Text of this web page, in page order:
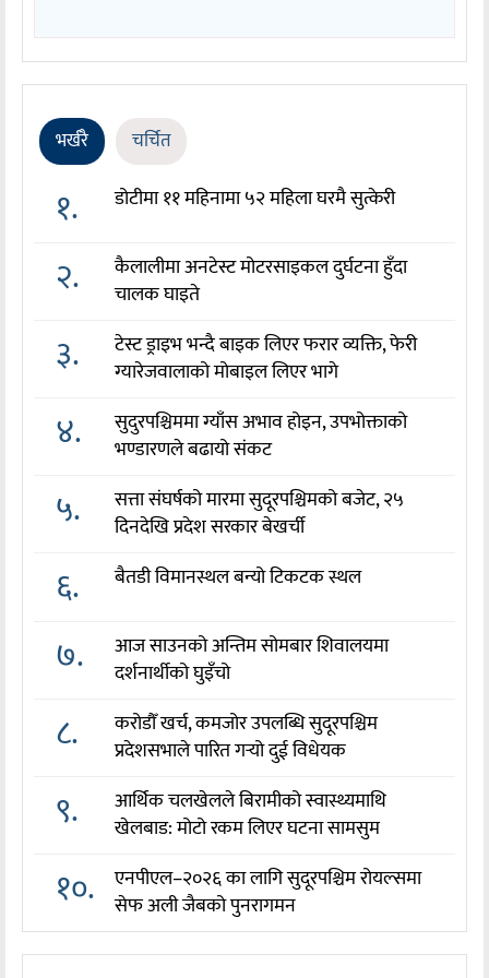
भर्खरै चर्चित
१. डोटीमा ११ महिनामा ५२ महिला घरमै सुत्केरी
२.
कैलालीमा अनटेस्ट मोटरसाइकल दुर्घटना हुँदा
चालक घाइते
३.
टेस्ट ड्राइभ भन्दै बाइक लिएर फरार व्यक्ति, फेरी
ग्यारेजवालाको मोबाइल लिएर भागे
४.
सुदुरपश्चिममा ग्याँस अभाव होइन, उपभोक्ताको
भण्डारणले बढायो संकट
५.
सत्ता संघर्षको मारमा सुदूरपश्चिमको बजेट, २५
दिनदेखि प्रदेश सरकार बेखर्ची
६. बैतडी विमानस्थल बन्यो टिकटक स्थल
७.
आज साउनको अन्तिम सोमबार शिवालयमा
दर्शनार्थीको घुइँचो
८.
करोडौँ खर्च, कमजोर उपलब्धि सुदूरपश्चिम
प्रदेशसभाले पारित गर्‍यो दुई विधेयक
९.
आर्थिक चलखेलले बिरामीको स्वास्थ्यमाथि
खेलबाड: मोटो रकम लिएर घटना सामसुम
१०.
एनपीएल–२०२६ का लागि सुदूरपश्चिम रोयल्समा
सेफ अली जैबको पुनरागमन